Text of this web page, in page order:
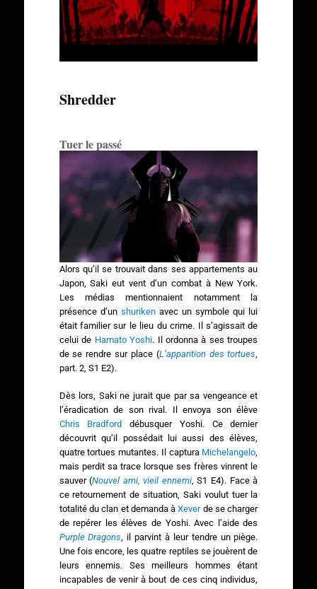
Shredder
Tuer le passé
Alors qu’il se trouvait dans ses appartements au
Japon, Saki eut vent d’un combat à New York.
Les médias mentionnaient notamment la
présence d’un shurikenavec un symbole qui lui
était familier sur le lieu du crime. Il s’agissait de
celui de Hamato Yoshi. Il ordonna à ses troupes
de se rendre sur place (L’apparition des tortues
part. 2, S1 E2).
Dès lors, Saki ne jurait que par sa vengeance et
l’éradication de son rival. Il envoya son élève
Chris Bradford débusquer Yoshi. Ce dernier
découvrit qu’il possédait lui aussi des élèves,
quatre tortues mutantes. Il captura Michelangelo,
mais perdit sa trace lorsque ses frères vinrent le
sauver (Nouvel ami, vieil ennemi, S1 E4). Face à
ce retournement de situation, Saki voulut tuer la
totalité du clan et demanda àXeverde se charger
de repérer les élèves de Yoshi. Avec l’aide des
Purple Dragons, il parvint à leur tendre un piège.
Une fois encore, les quatre reptiles se jouèrent de
leurs ennemis. Ses meilleurs hommes étant
incapables de venir à bout de ces cinq individus,